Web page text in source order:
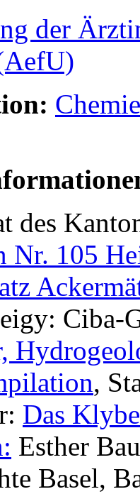
der
des
Nr. 105
Ciba-
,
Das
Esther
Basel,